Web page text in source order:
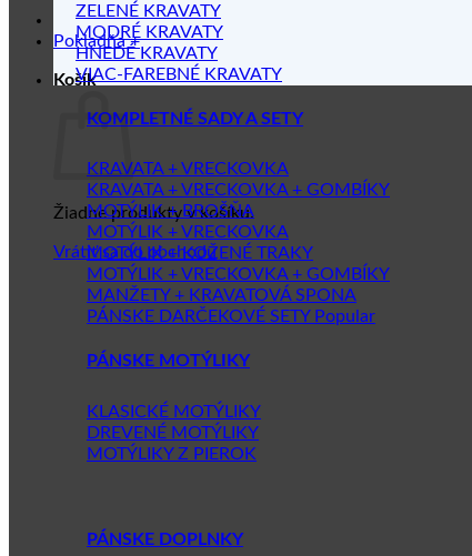
Pokladňa +
Košík
Žiadne produkty v košíku.
Vrátiť sa do obchodu
ZELENÉ KRAVATY
MODRÉ KRAVATY
HNEDÉ KRAVATY
VIAC-FAREBNÉ KRAVATY
KOMPLETNÉ SADY A SETY
KRAVATA + VRECKOVKA
KRAVATA + VRECKOVKA + GOMBÍKY
MOTÝLIK + BROŠŇA
MOTÝLIK + VRECKOVKA
MOTÝLIK + KOŽENÉ TRAKY
MOTÝLIK + VRECKOVKA + GOMBÍKY
MANŽETY + KRAVATOVÁ SPONA
PÁNSKE DARČEKOVÉ SETY
PÁNSKE MOTÝLIKY
KLASICKÉ MOTÝLIKY
DREVENÉ MOTÝLIKY
MOTÝLIKY Z PIEROK
PÁNSKE DOPLNKY